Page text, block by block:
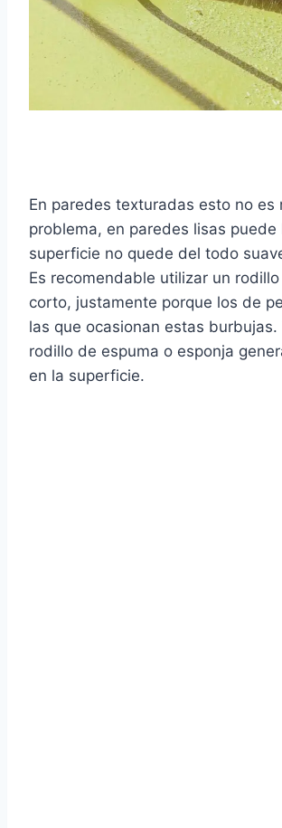
En paredes texturadas esto no es
problema, en paredes lisas puede
superficie no quede del todo
Es recomendable utilizar un
corto, justamente porque los de
las que ocasionan estas burbujas.
rodillo de espuma o esponja
en la superficie.